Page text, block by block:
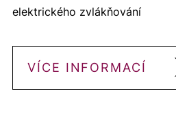
elektrického zvlákňování
VÍCE INFORMACÍ